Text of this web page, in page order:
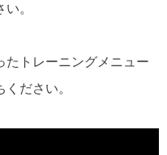
。
たトレーニングメニュー
ださい。